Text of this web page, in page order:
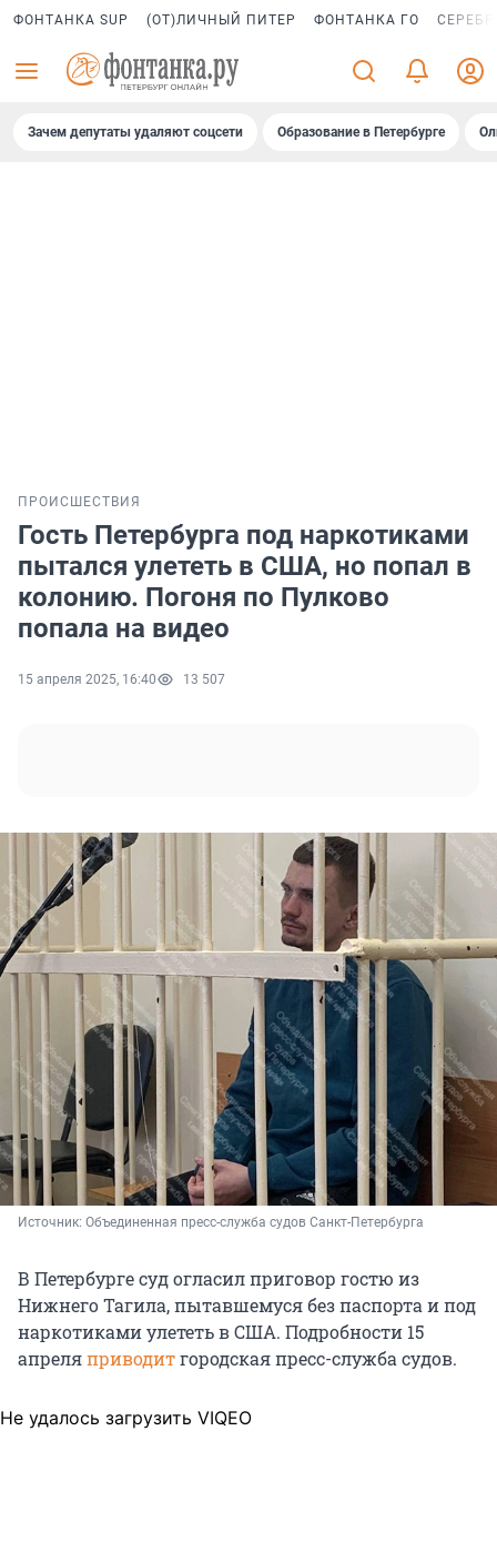
ФОНТАНКА SUP (ОТ)ЛИЧНЫЙ ПИТЕР ФОНТАНКА ГО
Зачем депутаты удаляют соцсети Образование в Петербурге
ПРОИСШЕСТВИЯ
Гость Петербурга под наркотиками
пытался улететь в США, но попал в
колонию. Погоня по Пулково
попала на видео
15 апреля 2025, 16:40 13 507
Источник: Объединенная пресс-служба судов Санкт-Петербурга
В Петербурге суд огласил приговор гостю из
Нижнего Тагила, пытавшемуся без паспорта и под
наркотиками улететь в США. Подробности 15
апреляприводитгородская пресс-служба судов.
Не удалось загрузить VIQEO